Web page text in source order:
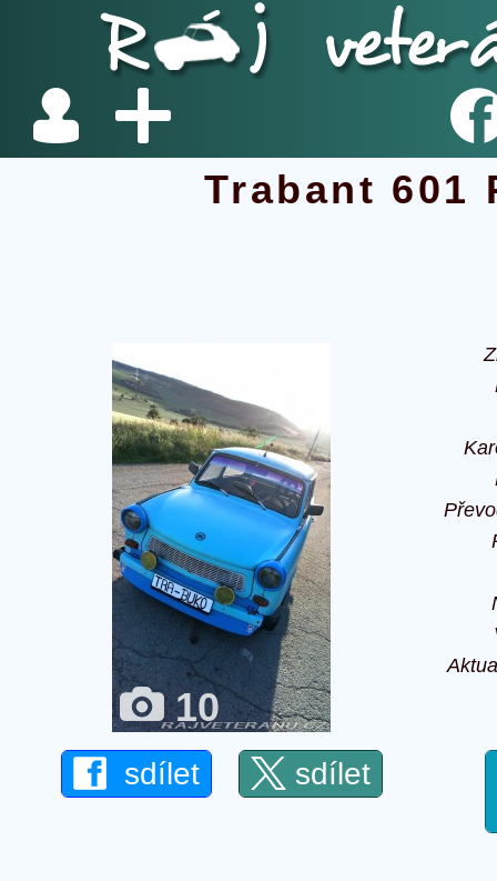
Trabant 601
10
sdílet sdílet